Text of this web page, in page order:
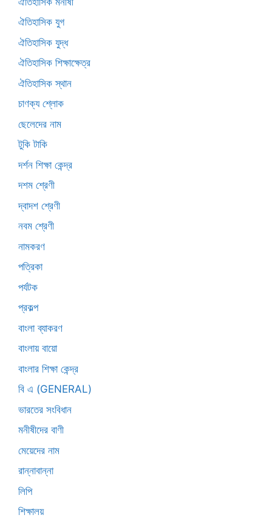
ঐতিহাসিক যুগ
ঐতিহাসিক যুদ্ধ
ঐতিহাসিক শিক্ষাক্ষেত্র
ঐতিহাসিক স্থান
চাণক্য শ্লোক
ছেলেদের নাম
টুকি টাকি
দর্শন শিক্ষা কেন্দ্র
দশম শ্রেণী
দ্বাদশ শ্রেণী
নবম শ্রেণী
নামকরণ
পত্রিকা
পর্যটক
প্রকল্প
বাংলা ব্যাকরণ
বাংলায় বায়ো
বাংলার শিক্ষা কেন্দ্র
বি এ (GENERAL)
ভারতের সংবিধান
মনীষীদের বাণী
মেয়েদের নাম
রান্নাবান্না
লিপি
শিক্ষালয়